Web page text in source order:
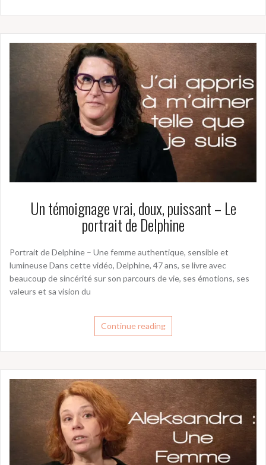
Un témoignage vrai, doux, puissant – Le
portrait de Delphine
Portrait de Delphine – Une femme authentique, sensible et
lumineuse Dans cette vidéo, Delphine, 47 ans, se livre avec
beaucoup de sincérité sur son parcours de vie, ses émotions, ses
valeurs et sa vision du
Continue reading